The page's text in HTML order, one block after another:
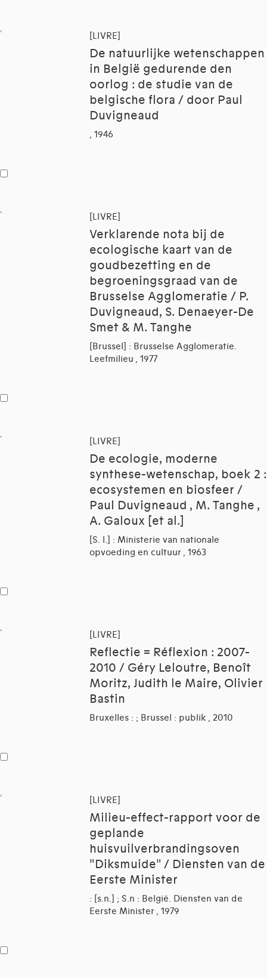
[LIVRE]
De natuurlijke wetenschappen
in België gedurende den
oorlog : de studie van de
belgische flora / door Paul
Duvigneaud
, 1946
[LIVRE]
Verklarende nota bij de
ecologische kaart van de
goudbezetting en de
begroeningsgraad van de
Brusselse Agglomeratie / P.
Duvigneaud, S. Denaeyer-De
Smet & M. Tanghe
[Brussel] : Brusselse Agglomeratie.
Leefmilieu , 1977
[LIVRE]
De ecologie, moderne
synthese-wetenschap, boek 2 :
ecosystemen en biosfeer /
Paul Duvigneaud , M. Tanghe ,
A. Galoux [et al.]
[S. l.] : Ministerie van nationale
opvoeding en cultuur , 1963
[LIVRE]
Reflectie = Réflexion : 2007-
2010 / Géry Leloutre, Benoît
Moritz, Judith le Maire, Olivier
Bastin
Bruxelles : ; Brussel : publik , 2010
[LIVRE]
Milieu-effect-rapport voor de
geplande
huisvuilverbrandingsoven
"Diksmuide" / Diensten van de
Eerste Minister
: [s.n.] ; S.n : België. Diensten van de
Eerste Minister , 1979